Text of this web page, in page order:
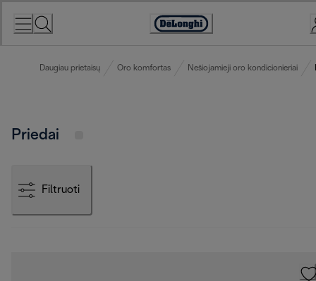
Accessibility
Daugiau prietaisų Oro komfortas Nešiojamieji oro kondicionieriai
Priedai
Filtruoti